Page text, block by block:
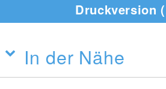
Druckversion
In der Nähe